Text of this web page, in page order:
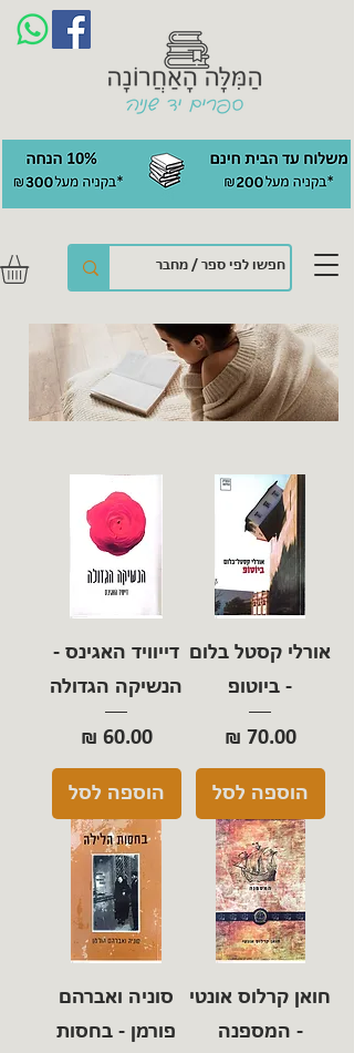
אורלי קסטל בלום
- ביוטופ
מחיר‏70.00 ‏₪
הוספה לסל
דייוויד האגינס -
הנשיקה הגדולה
מחיר‏60.00 ‏₪
הוספה לסל
חואן קרלוס אונטי
- המספנה
סוניה ואברהם
פורמן - בחסות